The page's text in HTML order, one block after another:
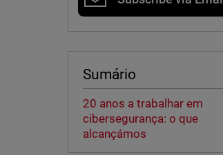
Sumário
20 anos a trabalhar em
cibersegurança: o que
alcançámos